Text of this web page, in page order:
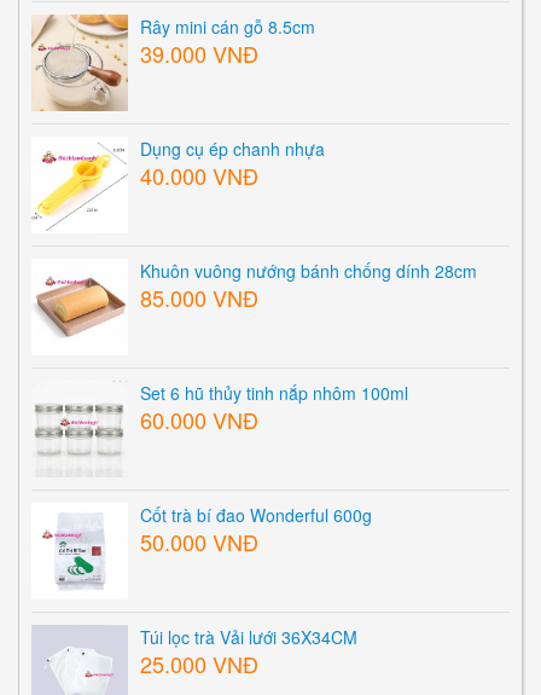
Rây mini cán gỗ 8.5cm
39.000 VNĐ
Dụng cụ ép chanh nhựa
40.000 VNĐ
Khuôn vuông nướng bánh chống dính 28cm
85.000 VNĐ
Set 6 hũ thủy tinh nắp nhôm 100ml
60.000 VNĐ
Cốt trà bí đao Wonderful 600g
50.000 VNĐ
Túi lọc trà Vải lưới 36X34CM
25.000 VNĐ